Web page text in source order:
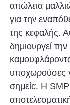
απώλεια
για την
της κεφαλής.
δημιουργεί
υποχωρούσες
σημεία. Η SMP